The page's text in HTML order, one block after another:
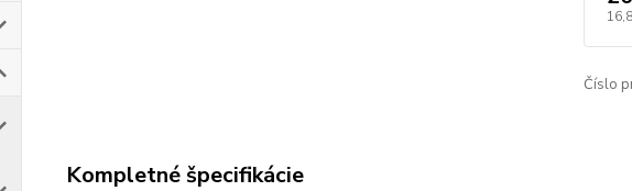
Číslo
Kompletné špecifikácie